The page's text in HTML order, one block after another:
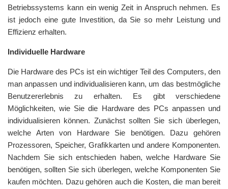
Betriebssystems kann ein wenig Zeit in Anspruch nehmen. Es
ist jedoch eine gute Investition, da Sie so mehr Leistung und
Effizienz erhalten.
Individuelle Hardware
Die Hardware des PCs ist ein wichtiger Teil des Computers, den
man anpassen und individualisieren kann, um das bestmögliche
Benutzererlebnis zu erhalten. Es gibt verschiedene
Möglichkeiten, wie Sie die Hardware des PCs anpassen und
individualisieren können. Zunächst sollten Sie sich überlegen,
welche Arten von Hardware Sie benötigen. Dazu gehören
Prozessoren, Speicher, Grafikkarten und andere Komponenten.
Nachdem Sie sich entschieden haben, welche Hardware Sie
benötigen, sollten Sie sich überlegen, welche Komponenten Sie
kaufen möchten. Dazu gehören auch die Kosten, die man bereit